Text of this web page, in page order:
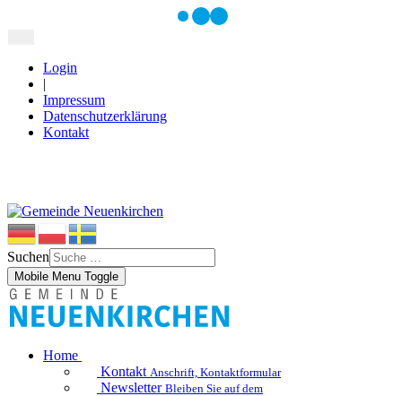
Login
|
Impressum
Datenschutzerklärung
Kontakt
Suchen
Mobile Menu Toggle
Home
Kontakt Anschrift, Kontaktformular
Newsletter Bleiben Sie auf dem